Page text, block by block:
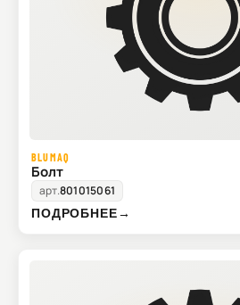
BLUMAQ
Болт
арт.801015061
ПОДРОБНЕЕ→